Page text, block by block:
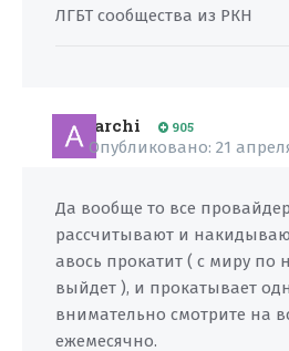
ЛГБТ сообщества из РКН
archi 905
Опубликовано: 21
Да вообще то все
рассчитывают и
авось прокатит ( с миру по
выйдет ), и прокатывает
внимательно смотрите на
ежемесячно.